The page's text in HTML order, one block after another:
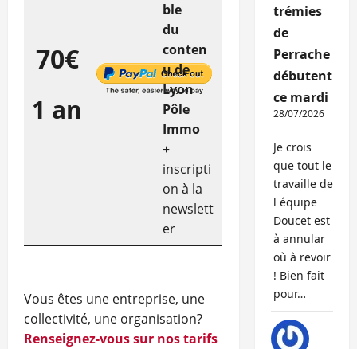
70€
1 an
ble
du
conten
u de
Lyon
Pôle
Immo
+
inscripti
on à la
newslett
er
Vous êtes une entreprise, une
collectivité, une organisation?
Renseignez-vous sur nos tarifs
trémies
de
Perrache
débutent
ce mardi
28/07/2026
Je crois
que tout le
travaille de
l équipe
Doucet est
à annular
où à revoir
! Bien fait
pour…